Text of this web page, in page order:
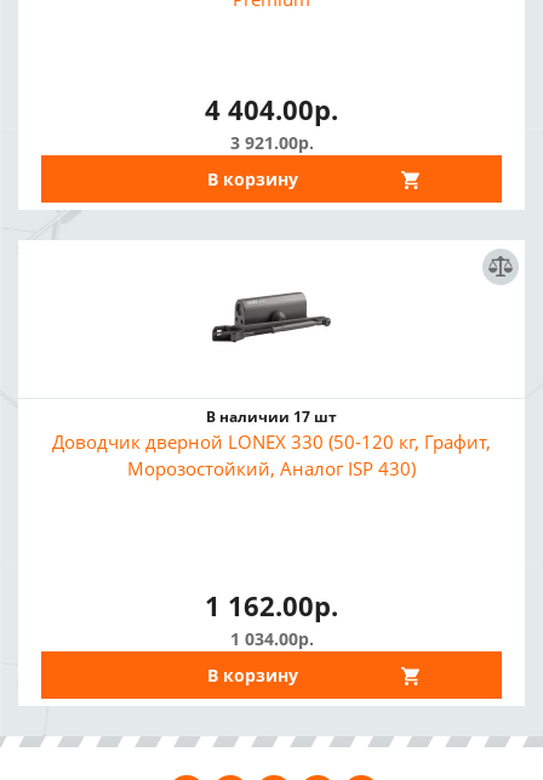
4 404.00р.
3 921.00р.
В корзину
В наличии 17 шт
Доводчик дверной LONEX 330 (50-120 кг, Графит,
Морозостойкий, Аналог ISP 430)
1 162.00р.
1 034.00р.
В корзину